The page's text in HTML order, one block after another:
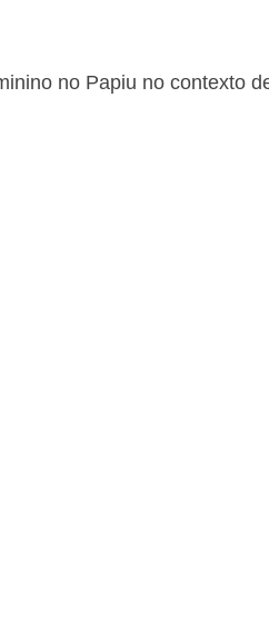
no Papiu no contexto